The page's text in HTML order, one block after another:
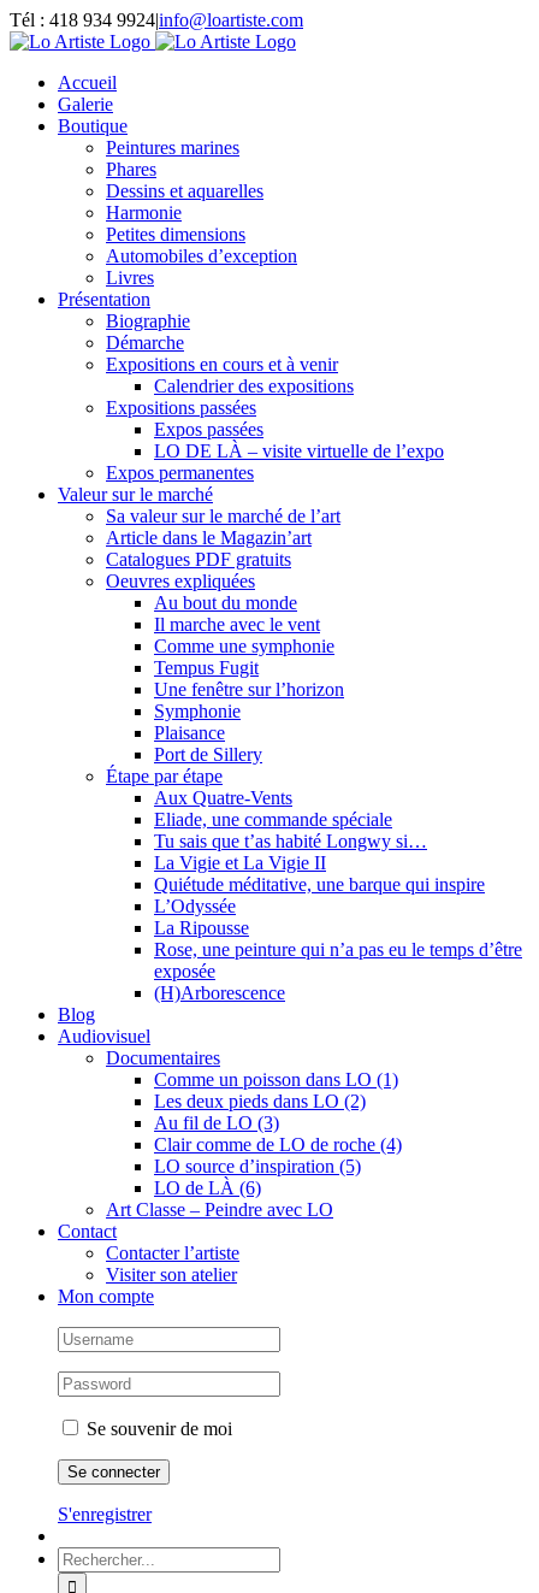
Passer
au
Tél : 418 934 9924|info@loartiste.com
Facebook
Instagram
Email
Pinterest
YouTube
Accueil
Galerie
Boutique
Peintures marines
Phares
Dessins et aquarelles
Harmonie
Petites dimensions
Automobiles d’exception
Livres
Présentation
Biographie
Démarche
Expositions en cours et à venir
Calendrier des expositions
Expositions passées
Expos passées
LO DE LÀ – visite virtuelle de l’expo
Expos permanentes
Valeur sur le marché
Sa valeur sur le marché de l’art
Article dans le Magazin’art
Catalogues PDF gratuits
Oeuvres expliquées
Au bout du monde
Il marche avec le vent
Comme une symphonie
Tempus Fugit
Une fenêtre sur l’horizon
Symphonie
Plaisance
Port de Sillery
Étape par étape
Aux Quatre-Vents
Eliade, une commande spéciale
Tu sais que t’as habité Longwy si…
La Vigie et La Vigie II
Quiétude méditative, une barque qui inspire
L’Odyssée
La Ripousse
Rose, une peinture qui n’a pas eu le temps d’être
exposée
(H)Arborescence
Blog
Audiovisuel
Documentaires
Comme un poisson dans LO (1)
Les deux pieds dans LO (2)
Au fil de LO (3)
Clair comme de LO de roche (4)
LO source d’inspiration (5)
LO de LÀ (6)
Art Classe – Peindre avec LO
Contact
Contacter l’artiste
Visiter son atelier
Mon compte
Se souvenir de moi
S'enregistrer
Rechercher: